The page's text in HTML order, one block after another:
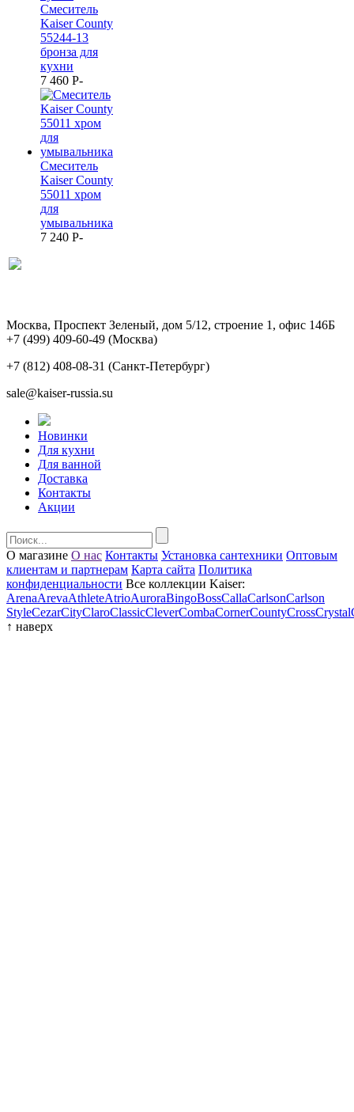
Смеситель
Kaiser County
55244-13
бронза для
кухни
7 460 P-
Смеситель
Kaiser County
55011 хром
для
умывальника
7 240 P-
Москва, Проспект Зеленый, дом 5/12, строение 1, офис 146Б
+7 (499) 409-60-49 (Москва)
+7 (812) 408-08-31 (Санкт-Петербург)
sale@kaiser-russia.su
Новинки
Для кухни
Для ванной
Доставка
Контакты
Акции
О магазине О нас Контакты Установка сантехники Оптовым
клиентам и партнерам Карта сайта Политика
конфиденциальности Все коллекции Kaiser:
ArenaArevaAthleteAtrioAuroraBingoBossCallaCarlsonCarlson
StyleCezarCityClaroClassicCleverCombaCornerCountyCrossCrystal
↑ наверх